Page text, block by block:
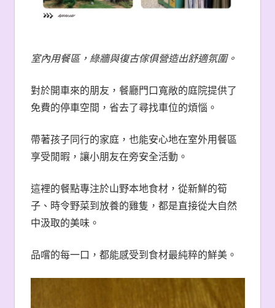
室內用餐區，綠牆與復古傢俱營造出舒適氛圍。
對於開車來的朋友，餐廳門口寬敞的庭院提供了
免費的停車空間，省去了尋找車位的煩惱。
帶著孩子同行的家庭，也能安心地在室外用餐區
享受閒暇，讓小朋友在旁安全活動。
這裡的餐點專注於山野本地食材，從新鮮的筍
子、時令野菜到放養的雞隻，都是直接從大自然
中汲取的美味。
品嚐的每一口，都能感受到食材最純粹的鮮美。